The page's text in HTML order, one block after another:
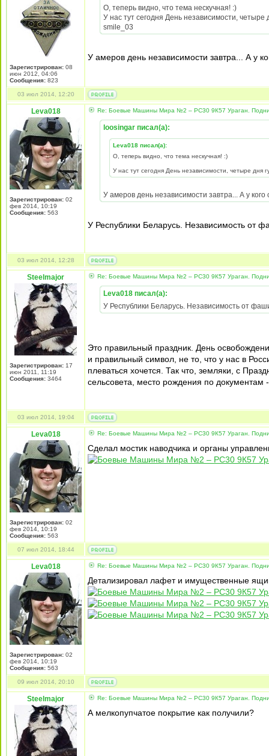
Зарегистрирован: 08
июн 2012, 04:06
Сообщения: 823
О, теперь видно, что тема нескучная! :)
У нас тут сегодня День независимости,
smile_03
У амеров день независимости завтра... А у
03 июл 2014, 12:20
Leva018
Зарегистрирован: 02
фев 2014, 10:19
Сообщения: 563
Re: Боевые Машины Мира №2 – РС30 9К57 Ураган.
loosingar писал(а):
Leva018 писал(а):
О, теперь видно, что тема нескучная! :)
У нас тут сегодня День независимости, четыре дня
У амеров день независимости завтра... А у
У Республики Беларусь. Независимость от
03 июл 2014, 12:28
Steelmajor
Зарегистрирован: 17
июн 2011, 11:19
Сообщения: 3464
Re: Боевые Машины Мира №2 – РС30 9К57 Ураган.
Leva018 писал(а):
У Республики Беларусь. Независимость от
Это правильный праздник. День
и правильный символ, не то, что у нас в
плеваться хочется. Так что, земляки, с
сельсовета, место рождения по документам
03 июл 2014, 19:04
Leva018
Зарегистрирован: 02
фев 2014, 10:19
Сообщения: 563
Re: Боевые Машины Мира №2 – РС30 9К57 Ураган.
Сделал мостик наводчика и органы
07 июл 2014, 18:44
Leva018
Зарегистрирован: 02
фев 2014, 10:19
Сообщения: 563
Re: Боевые Машины Мира №2 – РС30 9К57 Ураган.
Детализировал лафет и имущественные
09 июл 2014, 20:10
Steelmajor Re: Боевые Машины Мира №2 – РС30 9К57 Ураган.
А мелкопупчатое покрытие как получили?